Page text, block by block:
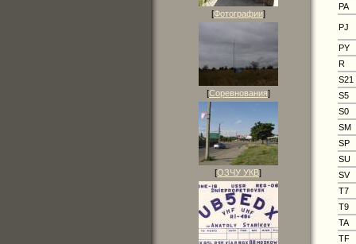
[Фотографии]
[Соревнования]
[ОЗЧУ УКВ]
PA
PJ
PY
R
S21
S5
S0
SM
SP
SU
SV
T7
T9
TA
TF